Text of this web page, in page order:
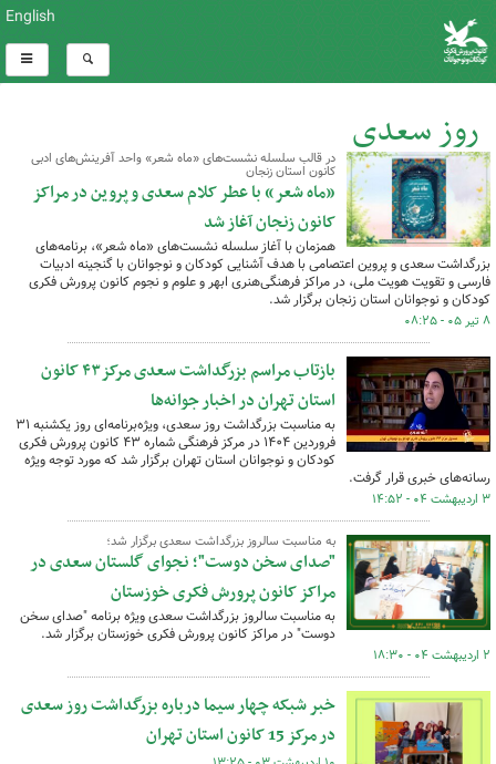
English
روز سعدی
کل اخبار:9
در قالب سلسله نشست‌های «ماه شعر» واحد آفرینش‌های ادبی
کانون استان زنجان
«ماه شعر» با عطر کلام سعدی و پروین در مراکز
کانون زنجان آغاز شد
همزمان با آغاز سلسله نشست‌های «ماه شعر»، برنامه‌های
بزرگداشت سعدی و پروین اعتصامی با هدف آشنایی کودکان و نوجوانان با گنجینه ادبیات
فارسی و تقویت هویت ملی، در مراکز فرهنگی‌هنری ابهر و علوم و نجوم کانون پرورش فکری
کودکان و نوجوانان استان زنجان برگزار شد.
۸ تیر ۰۵ - ۰۸:۲۵
بازتاب مراسم بزرگداشت سعدی مرکز۴۳ کانون
استان تهران در اخبار جوانه‌ها
به مناسبت بزرگداشت روز سعدی، ویژه‌برنامه‌ای روز یکشنبه ۳۱
فروردین ۱۴۰۴ در مرکز فرهنگی شماره ۴۳ کانون پرورش فکری
کودکان و نوجوانان استان تهران برگزار شد که مورد توجه ویژه
رسانه‌های خبری قرار گرفت.
۳ اردیبهشت ۰۴ - ۱۴:۵۲
به مناسبت سالروز بزرگداشت سعدی برگزار شد؛
"صدای سخن دوست"؛ نجوای گلستان سعدی در
مراکز کانون پرورش فکری خوزستان
به مناسبت سالروز بزرگداشت سعدی ویژه برنامه "صدای سخن
دوست" در مراکز کانون پرورش فکری خوزستان برگزار شد.
۲ اردیبهشت ۰۴ - ۱۸:۳۰
خبر شبکه چهار سیما درباره بزرگداشت روز سعدی
در مرکز 15 کانون استان تهران